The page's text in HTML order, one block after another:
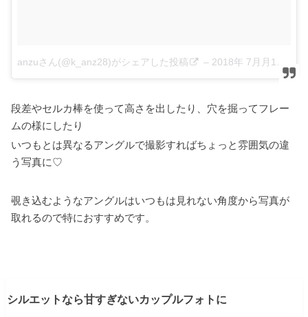
anzuさん(@k_anz28)がシェアした投稿 – 2018年 7月月12日午後9時23分PDT
段差やセルカ棒を使って高さを出したり、穴を掘ってフレー
ムの様にしたり
いつもとは異なるアングルで撮影すればちょっと雰囲気の違
う写真に♡
覗き込むようなアングルはいつもは見れない角度から写真が
取れるので特におすすめです。
シルエットなら甘すぎないカップルフォトに